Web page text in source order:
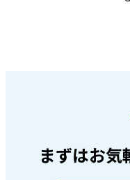
まずはお気